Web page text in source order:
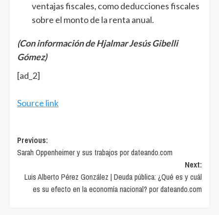
ventajas fiscales, como deducciones fiscales
sobre el monto de la renta anual.
(Con información de Hjalmar Jesús Gibelli
Gómez)
[ad_2]
Source link
Post
navigation
Previous:
Sarah Oppenheimer y sus trabajos por dateando.com
Next:
Luis Alberto Pérez González | Deuda pública: ¿Qué es y cuál
es su efecto en la economía nacional? por dateando.com